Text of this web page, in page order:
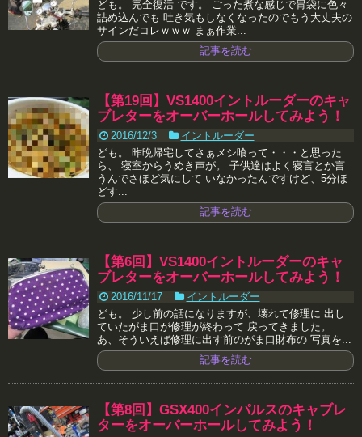
ども。 完全復活 です。 ごった煮な感じで胃袋に色々
詰め込んでも 吐き気もしなくなったのでもう大丈夫の
サインだコレｗｗｗ まぁ作業...
記事を読む
【第19回】VS1400イントルーダーのキャ
ブレターをオーバーホールしてみよう！
2016/12/3
イントルーダー
ども。 昨晩帰宅してさぁメシ喰って・・・と思った
ら、 寝室からうめき声が。 子供達はよく寝言とか言
うんでさほど気にして いなかったんですけど、5分ほ
どす...
記事を読む
【第6回】VS1400イントルーダーのキャ
ブレターをオーバーホールしてみよう！
2016/11/17
イントルーダー
ども。 少し前の話になりますが、壊れて修理に 出し
ていたがま口が修理が終わって 戻ってきました。
あ、そういえば修理に出す前のがま口財布の 写真を...
記事を読む
【第8回】GSX400インパルスのキャブレ
ターをオーバーホールしてみよう！